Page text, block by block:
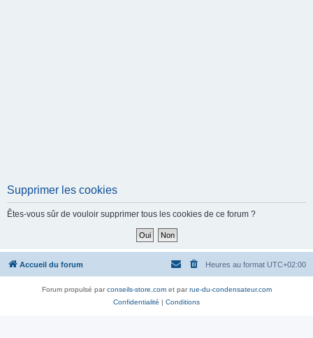
Supprimer les cookies
Êtes-vous sûr de vouloir supprimer tous les cookies de ce forum ?
Accueil du forum Heures au format UTC+02:00
Forum propulsé parconseils-store.comet parrue-du-condensateur.com
Confidentialité | Conditions